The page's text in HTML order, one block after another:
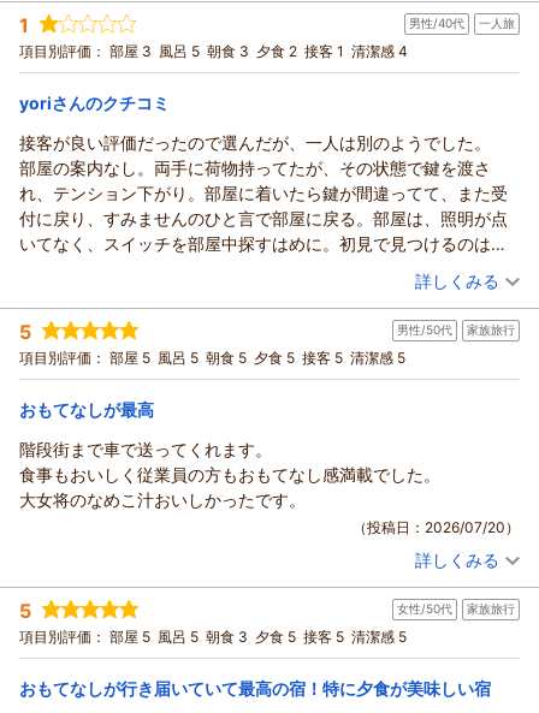
との過分なお言葉、本当にありがとうございます。
頂戴しましたお言葉に恥じぬ様、今後も
精一杯のおもてなしに努めて参りますので
口コミでの高評価誠にありがとうございました。
ホテル松
本楼
須長
政幸
（返信日：2026/08/02）
す。
スタッフの対応や館内もお褒め頂き「スタッフの皆さんの対応
も
明るく親切で、近隣の観光地について尋ねた際には、行き方や
り、
設備やサービスを考えると料金も妥当だと思います。
尾瀬散策の疲れを癒やすのにぴったりの、やさしさと温かさを
感じられる宿でした。」とのお言葉、ありがとうございます。
「また伊香保を訪れる際には宿泊したいと思います。」との事
口コミでの高評価誠にありがとうございました。
ホテル松
本楼
須長
政幸
お過ごしいただけますよう、お食事や
お風呂などにも心を配っておりますので
温泉付きの和洋室をお気に入り頂き
「 80歳過ぎの妻の親を連れても、
とのお言葉、とても嬉しく存じます。
「 又お邪魔します。」との事
次回もより一層ケン様にお喜び頂ける様
日々精進して参ります。
スタッフ一同心よりお待ちしております。
ホテル松本楼
幸
（返信日：2026/07/30）
ませ』に変わっていた。心遣いに感動しました。
ウエルカムドリンクや梅ゼリー、個室で頂いた群馬の食材が盛り
だくさんの夕食はとても美味しかったです。
大浴場、露天風呂、貸切風呂と湯量豊富で泉質が良いお湯にゆっ
くりと入れて満足でした。従業員の方々の対応が皆さん笑顔で親
切丁寧でした。心身ともに癒やされた宿です。
宿泊時期： 2026年07月宿泊 (家族旅行)
投稿者： ひなにゃんさん
宿泊プラン： ■スタンダード会席■群馬の食材盛りだくさん♪『地産地消の旬
の恵み』 心と身体を整えるリトリート時間
和室 朝・夕
宿泊価格帯： 30,001円以上(大人一人あたり/税込)
【ホテル松本楼】やさしさとふれあいの温泉宿からの返信
ひなにゃん 様
先日は日本全国様々な旅館の中より伊香保温泉の
ホテル松本楼をお選び頂きまして
誠にありがとうございました
琉球畳のリビング＆ツインベッドのお部屋をご予約頂き
広くて使い勝手が良くソファーやテレビも大きくて
ゆったりと過ごせました。トイレの手拭きタオルの
横にあった匂い袋？ 手を拭くたびに匂い袋から
良い匂いがして、色々な宿に宿泊しましたが初めてでした。
客室プレートの下の文章が夕食後に『ごゆっくりおやすみなさ
変わっていた。心遣いに感動しました。」とのお言葉
備品やお部屋前のプレートをお気に入り頂け何よりでございま
す。
チェックイン時のウエルカムドリンクや梅ゼリーや
群馬の食材が盛りだくさんの夕食はとても美味しかったです。
お品書きも詳しくて良いです。」とのコメント、有り難いで
す。
黄金・白銀の温泉や接客のお褒め頂き「 大浴場、露天風呂、
1 男性/40代 一人旅
項目別評価： 部屋 3 風呂 5 朝食 3 夕食 2 接客 1 清潔感 4
yoriさんのクチコミ
接客が良い評価だったので選んだが、一人は別のようでした。
部屋の案内なし。両手に荷物持ってたが、その状態で鍵を渡さ
れ、テンション下がり。部屋に着いたら鍵が間違ってて、また受
付に戻り、すみませんのひと言で部屋に戻る。部屋は、照明が点
いてなく、スイッチを部屋中探すはめに。初見で見つけるのは大
夕食は、美味しかったのだがローストビーフなのに、石焼の上に
乗ってて？でした。生で良いかなと。量は少し少な目です。
お風呂は、2種類の温泉にサウナとあり、ゆっくり出来ました。
（投稿日：2026/07/20）
宿泊時期： 2026年07月宿泊 (一人旅)
投稿者： yoriさん(男性/40代)
宿泊プラン： 【じゃらんスペシャルウィーク】■グレードアップ会席■メイ
ン料理が群馬の銘牛“上州牛”≪じゃらん限定≫
ダブル 朝・夕
宿泊価格帯： 30,001円以上(大人一人あたり/税込)
【ホテル松本楼】やさしさとふれあいの温泉宿からの返信
Yori 様
先日は伊香保温泉のホテル松本楼を
ご利用頂きまして誠に有り難うございました。
申し訳ありませんでした。当館は
チェックインが15時からですのでYori様の様に
14時半にチェックインされた場合は
お部屋が出来ていれば、ご案内なしで
先にお通しさせて頂いております。
詳しくみる
5 男性/50代 家族旅行
項目別評価： 部屋 5 風呂 5 朝食 5 夕食 5 接客 5 清潔感 5
おもてなしが最高
階段街まで車で送ってくれます。
食事もおいしく従業員の方もおもてなし感満載でした。
大女将のなめこ汁おいしかったです。
（投稿日：2026/07/20）
投稿者： バン長さん(男性/50代)
宿泊プラン： 【泊まって良かった宿大賞受賞☆記念プラン】スタンダード会
席が料金そのまま＜グレードアップ会席＞に！
和室 朝・夕
宿泊価格帯： 21,001～22,000円(大人一人あたり/税込)
詳しくみる
5 女性/50代 家族旅行
項目別評価： 部屋 5 風呂 5 朝食 3 夕食 5 接客 5 清潔感 5
おもてなしが行き届いていて最高の宿！特に夕食が美味しい宿